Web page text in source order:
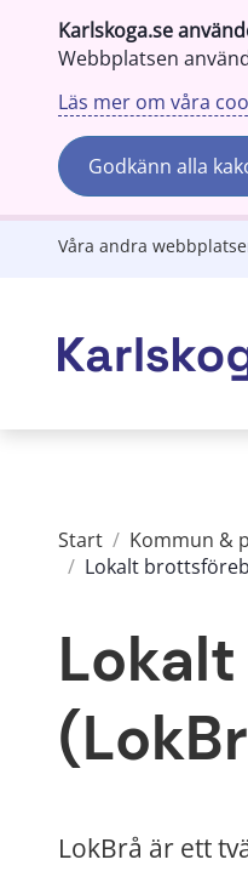
Karlskoga.se
Webbplatsen
Läs mer om våra
Godkänn alla
Gå till innehåll
Våra andra
Start / Kommun &
/ Lokalt
LokBrå är ett